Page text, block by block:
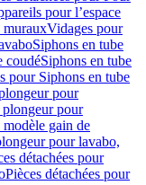
pour l’espace
murauxVidages pour
Siphons en tube
coudéSiphons en tube
pour Siphons en tube
pour
plongeur pour
gain de
pour lavabo,
détachées pour
Pièces détachées pour